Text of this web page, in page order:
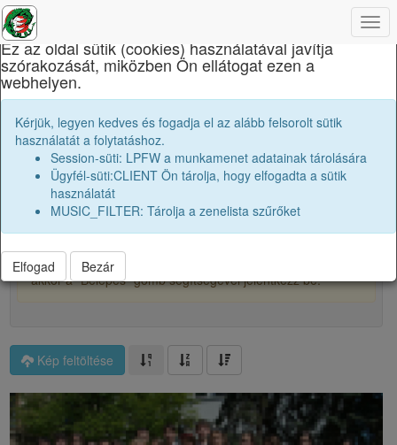
Báthory István Elméleti Líceum
Főalbum
a tartalmukat. Ha szeretnéd teljes felbontásban látni őket,
akkor a "Belépés" gomb segítségével jelentkezz be.
Kép feltöltése
×
Ez az oldal sütik (cookies) használatával javítja
szórakozását, miközben Ön ellátogat ezen a
webhelyen.
Kérjük, legyen kedves és fogadja el az alább felsorolt sütik
használatát a folytatáshoz.
Session-süti: LPFW a munkamenet adatainak tárolására
Ügyfél-süti:CLIENT Ön tárolja, hogy elfogadta a sütik
használatát
MUSIC_FILTER: Tárolja a zenelista szűrőket
Elfogad Bezár